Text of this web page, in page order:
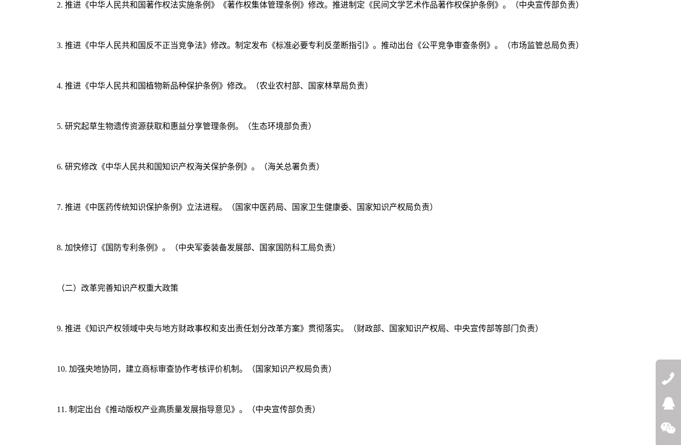
2. 推进《中华人民共和国著作权法实施条例》《著作权集体管理条例》修改。推进制定《民间文学艺术作品著作权保护条例》。（中央宣传部负责）
3. 推进《中华人民共和国反不正当竞争法》修改。制定发布《标准必要专利反垄断指引》。推动出台《公平竞争审查条例》。（市场监管总局负责）
4. 推进《中华人民共和国植物新品种保护条例》修改。（农业农村部、国家林草局负责）
5. 研究起草生物遗传资源获取和惠益分享管理条例。（生态环境部负责）
6. 研究修改《中华人民共和国知识产权海关保护条例》。（海关总署负责）
7. 推进《中医药传统知识保护条例》立法进程。（国家中医药局、国家卫生健康委、国家知识产权局负责）
8. 加快修订《国防专利条例》。（中央军委装备发展部、国家国防科工局负责）
（二）改革完善知识产权重大政策
9. 推进《知识产权领域中央与地方财政事权和支出责任划分改革方案》贯彻落实。（财政部、国家知识产权局、中央宣传部等部门负责）
10. 加强央地协同，建立商标审查协作考核评价机制。（国家知识产权局负责）
11. 制定出台《推动版权产业高质量发展指导意见》。（中央宣传部负责）
微信